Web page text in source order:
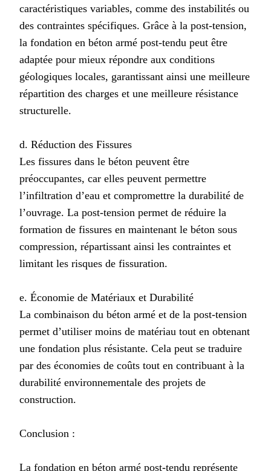
caractéristiques variables, comme des instabilités ou
des contraintes spécifiques. Grâce à la post-tension,
la fondation en béton armé post-tendu peut être
adaptée pour mieux répondre aux conditions
géologiques locales, garantissant ainsi une meilleure
répartition des charges et une meilleure résistance
structurelle.
d. Réduction des Fissures
Les fissures dans le béton peuvent être
préoccupantes, car elles peuvent permettre
l’infiltration d’eau et compromettre la durabilité de
l’ouvrage. La post-tension permet de réduire la
formation de fissures en maintenant le béton sous
compression, répartissant ainsi les contraintes et
limitant les risques de fissuration.
e. Économie de Matériaux et Durabilité
La combinaison du béton armé et de la post-tension
permet d’utiliser moins de matériau tout en obtenant
une fondation plus résistante. Cela peut se traduire
par des économies de coûts tout en contribuant à la
durabilité environnementale des projets de
construction.
Conclusion :
La fondation en béton armé post-tendu représente